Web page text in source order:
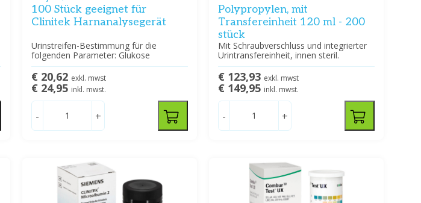
100 Stück geeignet für
Clinitek Harnanalysegerät
Urinstreifen-Bestimmung für die
folgenden Parameter: Glukose
€ 20,62 exkl. mwst
€ 24,95 inkl. mwst.
- +
Polypropylen, mit
Transfereinheit 120 ml - 200
stück
Mit Schraubverschluss und integrierter
Urintransfereinheit, innen steril.
€ 123,93 exkl. mwst
€ 149,95 inkl. mwst.
- +